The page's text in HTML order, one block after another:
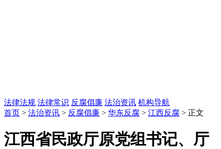
法律法规 法律常识 反腐倡廉 法治资讯 机构导航
首页 > 法治资讯 > 反腐倡廉 > 华东反腐 > 江西反腐 > 正文
江西省民政厅原党组书记、厅